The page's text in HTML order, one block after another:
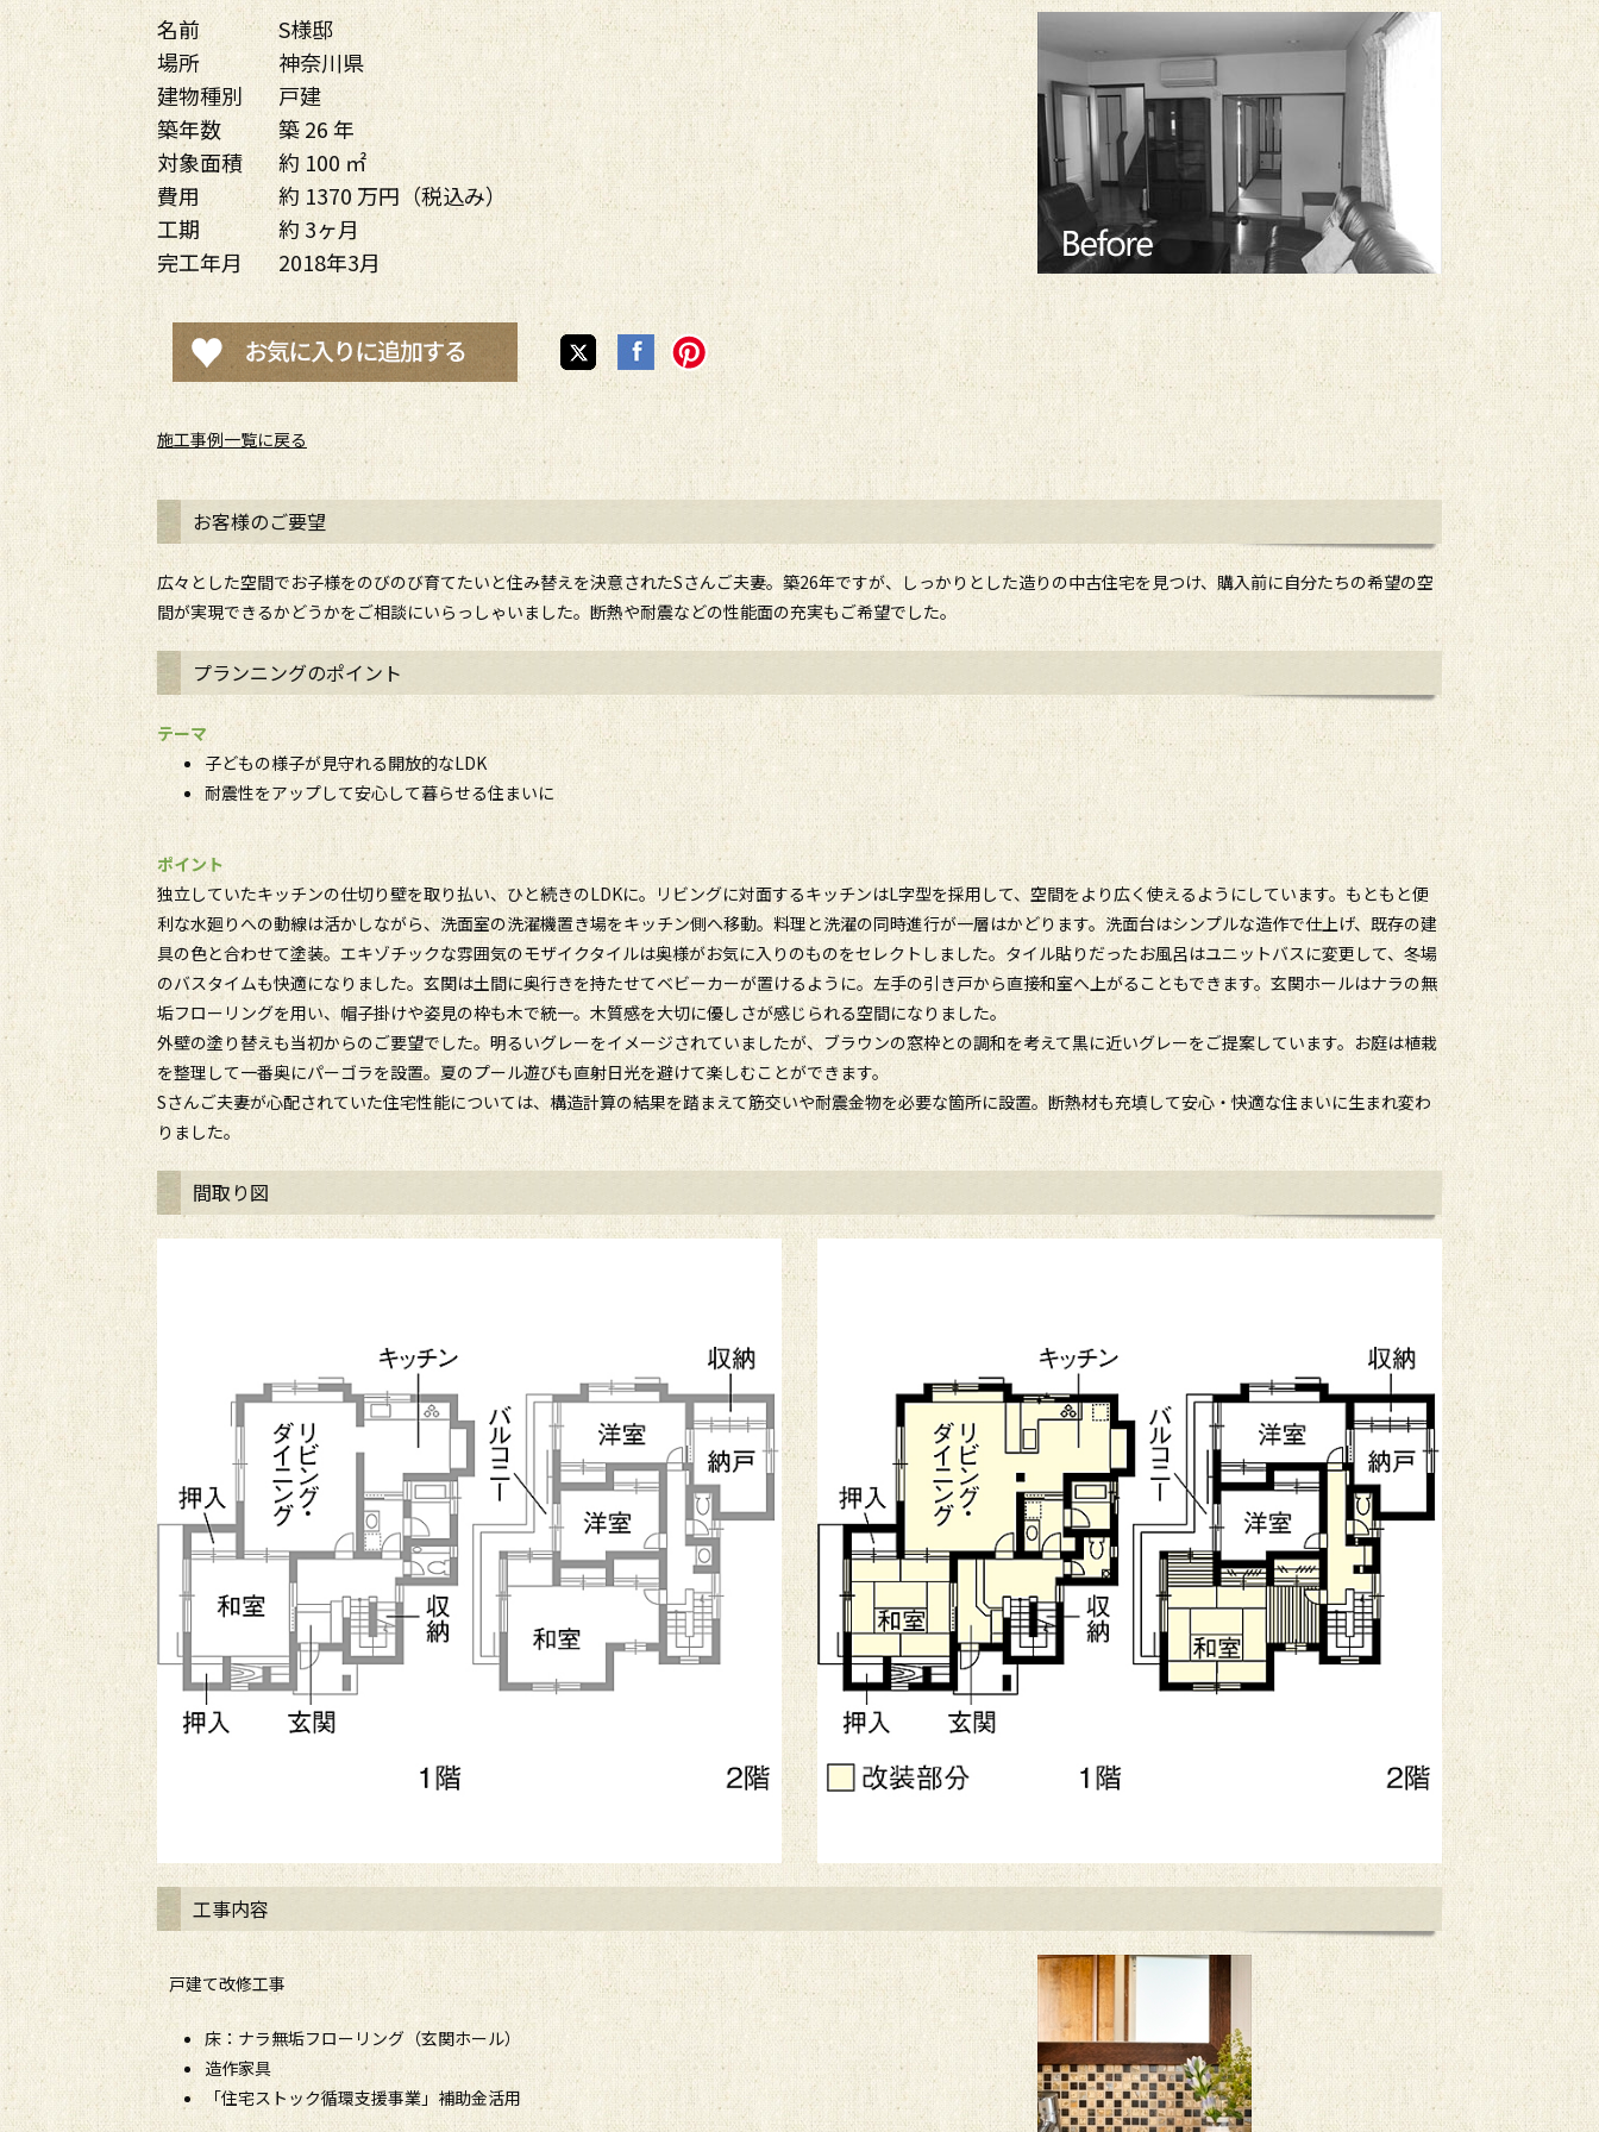
名前
S様邸
場所
神奈川県
建物種別
戸建
築年数
築 26 年
対象面積
約 100 ㎡
費用
約 1370 万円（税込み）
工期
約 3ヶ月
完工年月
2018年3月
施工事例一覧に戻る
お客様のご要望
広々とした空間でお子様をのびのび育てたいと住み替えを決意されたSさんご夫妻。築26年ですが、しっかりとした造りの中古住宅を見つけ、購入前に自分たちの希望の空
間が実現できるかどうかをご相談にいらっしゃいました。断熱や耐震などの性能面の充実もご希望でした。
プランニングのポイント
テーマ
子どもの様子が見守れる開放的なLDK
耐震性をアップして安心して暮らせる住まいに
ポイント
独立していたキッチンの仕切り壁を取り払い、ひと続きのLDKに。リビングに対面するキッチンはL字型を採用して、空間をより広く使えるようにしています。もともと便
利な水廻りへの動線は活かしながら、洗面室の洗濯機置き場をキッチン側へ移動。料理と洗濯の同時進行が一層はかどります。洗面台はシンプルな造作で仕上げ、既存の建
具の色と合わせて塗装。エキゾチックな雰囲気のモザイクタイルは奥様がお気に入りのものをセレクトしました。タイル貼りだったお風呂はユニットバスに変更して、冬場
のバスタイムも快適になりました。玄関は土間に奥行きを持たせてベビーカーが置けるように。左手の引き戸から直接和室へ上がることもできます。玄関ホールはナラの無
垢フローリングを用い、帽子掛けや姿見の枠も木で統一。木質感を大切に優しさが感じられる空間になりました。
外壁の塗り替えも当初からのご要望でした。明るいグレーをイメージされていましたが、ブラウンの窓枠との調和を考えて黒に近いグレーをご提案しています。お庭は植栽
を整理して一番奥にパーゴラを設置。夏のプール遊びも直射日光を避けて楽しむことができます。
Sさんご夫妻が心配されていた住宅性能については、構造計算の結果を踏まえて筋交いや耐震金物を必要な箇所に設置。断熱材も充填して安心・快適な住まいに生まれ変わ
りました。
間取り図
工事内容
戸建て改修工事
床：ナラ無垢フローリング（玄関ホール）
造作家具
「住宅ストック循環支援事業」補助金活用